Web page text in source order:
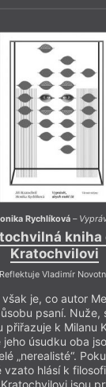
Rychlíková –
kniha
Kratochvilovi
Reflektuje Vladimír
je, co autor
psaní. Nuže,
přiřazuje k Milanu
úsudku oba
„nerealisté“.
vzato hlásí k